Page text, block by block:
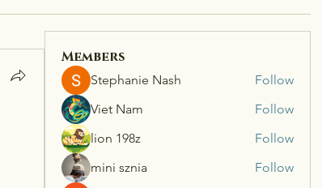
Members
Stephanie Nash
Follow
Viet Nam
Follow
lion 198z
Follow
mini sznia
Follow